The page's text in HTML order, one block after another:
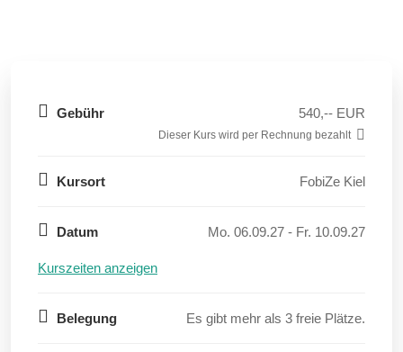
Gebühr 540,-- EUR
Dieser Kurs wird per Rechnung bezahlt
Kursort FobiZe Kiel
Datum Mo. 06.09.27 - Fr. 10.09.27
Kurszeiten anzeigen
Belegung Es gibt mehr als 3 freie Plätze.